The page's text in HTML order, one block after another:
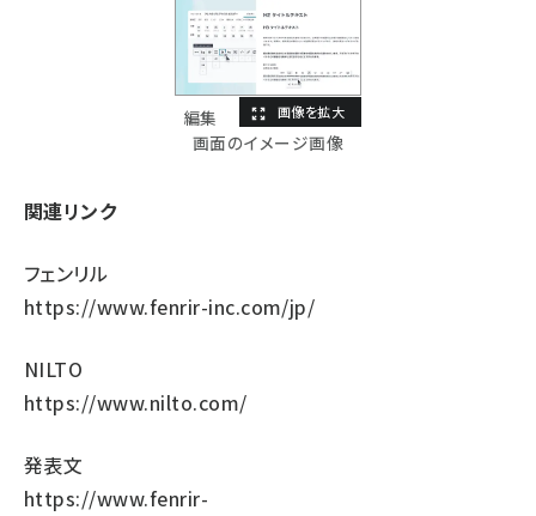
編集
画面のイメージ画像
関連リンク
フェンリル
https://www.fenrir-inc.com/jp/
NILTO
https://www.nilto.com/
発表文
https://www.fenrir-